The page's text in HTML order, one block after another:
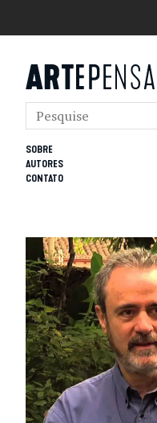
SOBRE
AUTORES
CONTATO